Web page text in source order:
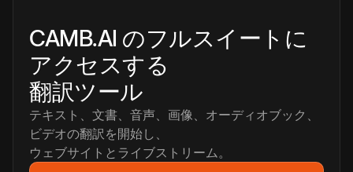
CAMB.AI のフルスイートに
アクセスする
翻訳ツール
テキスト、文書、音声、画像、オーディオブック、
ビデオの翻訳を開始し、
ウェブサイトとライブストリーム。